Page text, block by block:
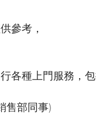
參考，
各種上門服務，
售部同事)